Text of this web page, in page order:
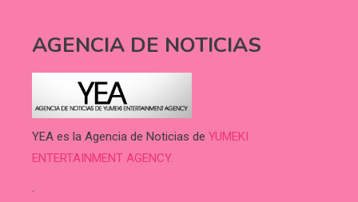
AGENCIA DE NOTICIAS
YEA es la Agencia de Noticias de YUMEKI
ENTERTAINMENT AGENCY.
.